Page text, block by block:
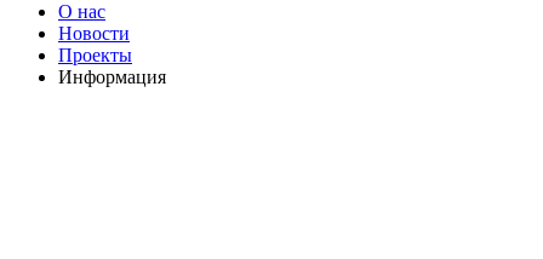
О нас
Новости
Проекты
Информация